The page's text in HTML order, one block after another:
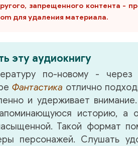
запрещенного контента -
для удаления материала.
эту аудиокнигу
по-новому - через
Фантастика отлично
и удерживает
историю, а
Такой формат
персонажей. Слушать